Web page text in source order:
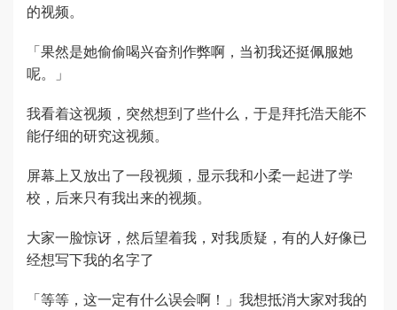
的视频。
「果然是她偷偷喝兴奋剂作弊啊，当初我还挺佩服她
呢。」
我看着这视频，突然想到了些什么，于是拜托浩天能不
能仔细的研究这视频。
屏幕上又放出了一段视频，显示我和小柔一起进了学
校，后来只有我出来的视频。
大家一脸惊讶，然后望着我，对我质疑，有的人好像已
经想写下我的名字了
「等等，这一定有什么误会啊！」我想抵消大家对我的